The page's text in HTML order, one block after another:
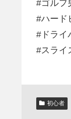
#ゴルフ
#ハード
#ドライ
#スライ
初心者